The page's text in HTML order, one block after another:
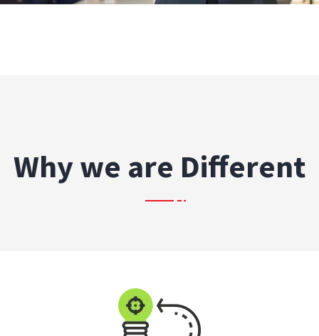
Why we are Different